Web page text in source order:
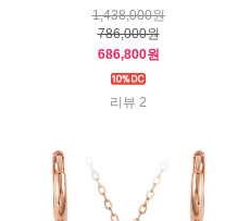
1,438,000원
786,000원
686,800원
리뷰 2